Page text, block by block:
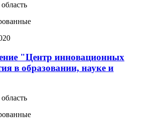
"Центр инновационных
в образовании, науке и